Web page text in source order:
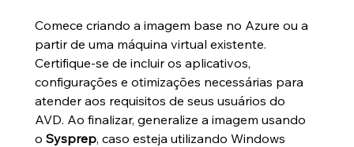
Comece criando a imagem base no Azure ou a
partir de uma máquina virtual existente.
Certifique-se de incluir os aplicativos,
configurações e otimizações necessárias para
atender aos requisitos de seus usuários do
AVD. Ao finalizar, generalize a imagem usando
o Sysprep, caso esteja utilizando Windows